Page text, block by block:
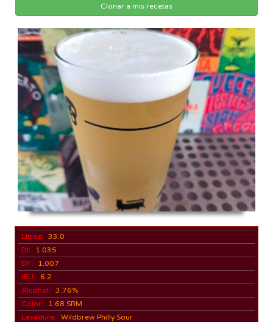
Clonar a mis recetas
Litros: 33.0
DI:
1.035
DF:
1.007
IBU:
6.2
Alcohol: 3.76%
Color:
1.68 SRM
Levadura: Wildbrew Philly Sour